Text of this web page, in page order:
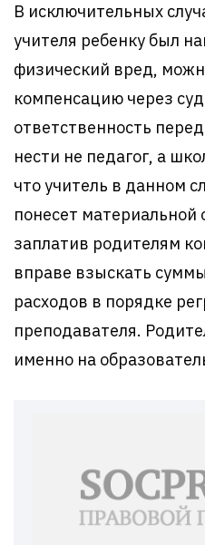
В исключительных
учителя ребенку был
физический вред,
компенсацию через
ответственность
нести не педагог, а
что учитель в данном
понесет материальной
заплатив родителям
вправе взыскать
расходов в порядке
преподавателя.
именно на